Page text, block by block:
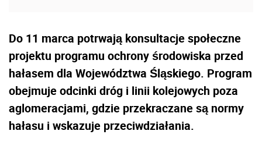
Do 11 marca potrwają konsultacje społeczne
projektu programu ochrony środowiska przed
hałasem dla Województwa Śląskiego. Program
obejmuje odcinki dróg i linii kolejowych poza
aglomeracjami, gdzie przekraczane są normy
hałasu i wskazuje przeciwdziałania.